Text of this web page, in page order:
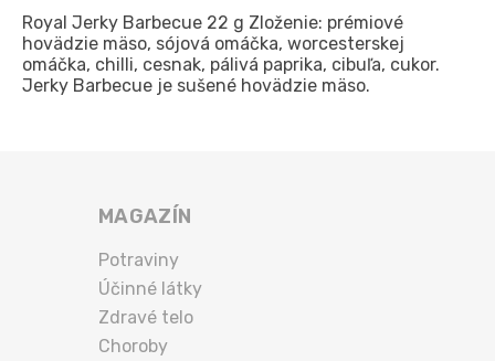
Royal Jerky Barbecue 22 g Zloženie: prémiové
hovädzie mäso, sójová omáčka, worcesterskej
omáčka, chilli, cesnak, pálivá paprika, cibuľa, cukor.
Jerky Barbecue je sušené hovädzie mäso.
MAGAZÍN
Potraviny
Účinné látky
Zdravé telo
Choroby